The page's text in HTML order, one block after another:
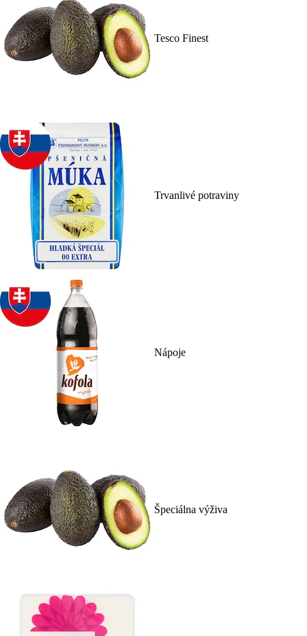
Tesco Finest
Trvanlivé potraviny
Nápoje
Špeciálna výživa